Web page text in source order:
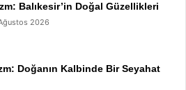
Balıkesir’in Doğal Güzellikleri
2026
Doğanın Kalbinde Bir Seyahat